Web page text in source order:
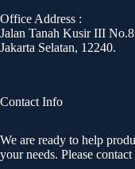
Office Address :
Jalan Tanah Kusir III
Jakarta Selatan, 12240.
Contact Info
We are ready to help
your needs. Please